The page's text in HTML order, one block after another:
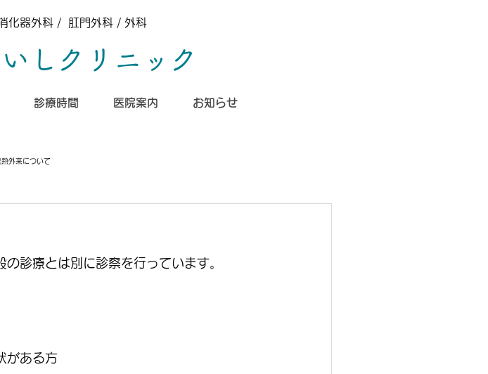
化器外科 / 肛門外科 / 外科
しクリニック
​診療時間 ​医院案内 お知らせ
熱外来について
診療とは別に診察を行っています。
がある方